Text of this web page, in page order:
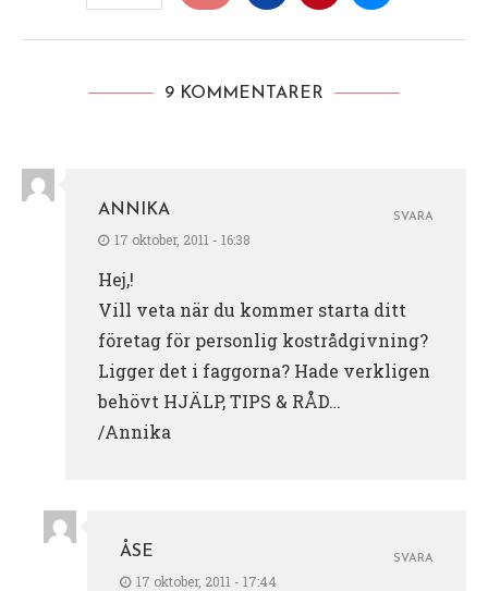
9 KOMMENTARER
ANNIKA
17 oktober, 2011 - 16:38
Hej,!
Vill veta när du kommer starta ditt
företag för personlig kostrådgivning?
Ligger det i faggorna? Hade verkligen
behövt HJÄLP, TIPS & RÅD…
/Annika
SVARA
ÅSE
17 oktober, 2011 - 17:44
SVARA